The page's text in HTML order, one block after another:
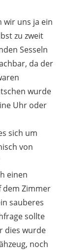
wir uns ja ein
zu zweit
Sesseln
da der
wurde
Uhr oder
sich um
von
einen
dem Zimmer
sauberes
sollte
dies wurde
noch